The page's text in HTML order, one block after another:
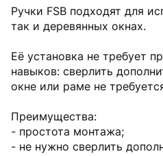
Ручки FSB подходят для
так и деревянных окнах.
Её установка не требует
навыков: сверлить
окне или раме не
Преимущества:
- простота монтажа;
- не нужно сверлить